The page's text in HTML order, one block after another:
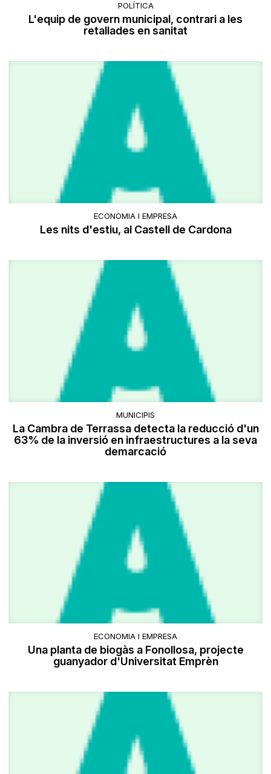
POLÍTICA
L'equip de govern municipal, contrari a les
retallades en sanitat
ECONOMIA I EMPRESA
Les nits d'estiu, al Castell de Cardona
MUNICIPIS
La Cambra de Terrassa detecta la reducció d'un
63% de la inversió en infraestructures a la seva
demarcació
ECONOMIA I EMPRESA
Una planta de biogàs a Fonollosa, projecte
guanyador d'Universitat Emprèn